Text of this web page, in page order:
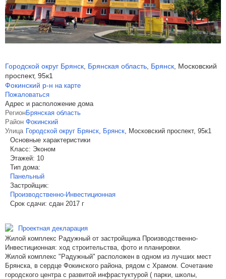
Городской округ Брянск, Брянская область, Брянск, Московский
проспект, 95к1
Фокинский р-н на карте
Пожаловаться
Адрес и расположение дома
РегионБрянская область
Район Фокинский
Улица Городской округ Брянск, Брянск, Московский проспект, 95к1
Основные характеристики
Класс: Эконом
Этажей: 10
Тип дома:
Панельный
Застройщик:
Производственно-Инвестиционная
Срок сдачи: сдан 2017 г
Проектная декларация
Жилой комплекс Радужный от застройщика Производственно-
Инвестиционная: ход строительства, фото и планировки.
Жилой комплекс "Радужный" расположен в одном из лучших мест
Брянска, в сердце Фокинского района, рядом с Храмом. Сочетание
городского центра с развитой инфрастуктурой ( парки, школы,